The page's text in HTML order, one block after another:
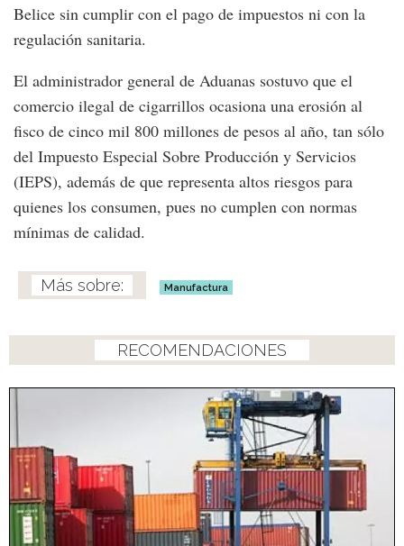
Belice sin cumplir con el pago de impuestos ni con la
regulación sanitaria.
El administrador general de Aduanas sostuvo que el
comercio ilegal de cigarrillos ocasiona una erosión al
fisco de cinco mil 800 millones de pesos al año, tan sólo
del Impuesto Especial Sobre Producción y Servicios
(IEPS), además de que representa altos riesgos para
quienes los consumen, pues no cumplen con normas
mínimas de calidad.
Manufactura
RECOMENDACIONES